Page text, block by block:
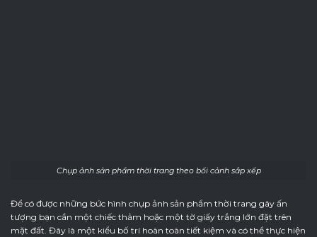
Chụp ảnh sản phẩm thời trang theo bối cảnh sắp xếp
Để có được những bức hình chụp ảnh sản phẩm thời trang gây ấn
tượng bạn cần một chiếc thảm hoặc một tờ giấy trắng lớn đặt trên
mặt đất. Đây là một kiểu bố trí hoàn toàn tiết kiệm và có thể thực hiện